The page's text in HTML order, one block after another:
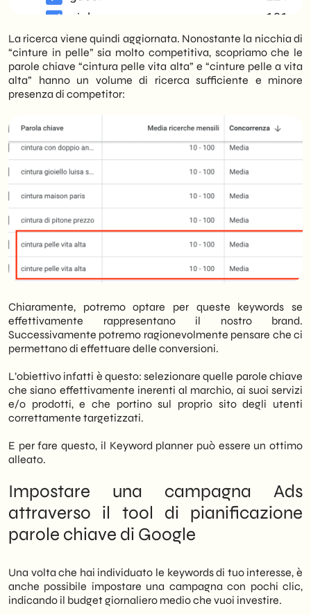
La ricerca viene quindi aggiornata. Nonostante la nicchia di
“cinture in pelle” sia molto competitiva, scopriamo che le
parole chiave “cintura pelle vita alta” e “cinture pelle a vita
alta” hanno un volume di ricerca sufficiente e minore
presenza di competitor:
Chiaramente, potremo optare per queste keywords se
effettivamente rappresentano il nostro brand.
Successivamente potremo ragionevolmente pensare che ci
permettano di effettuare delle conversioni.
L’obiettivo infatti è questo: selezionare quelle parole chiave
che siano effettivamente inerenti al marchio, ai suoi servizi
e/o prodotti, e che portino sul proprio sito degli utenti
correttamente targetizzati.
E per fare questo, il Keyword planner può essere un ottimo
alleato.
Impostare una campagna Ads
attraverso il tool di pianificazione
parole chiave di Google
Una volta che hai individuato le keywords di tuo interesse, è
anche possibile impostare una campagna con pochi clic,
indicando il budget giornaliero medio che vuoi investire.